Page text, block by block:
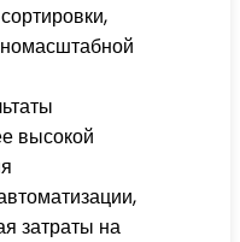
высокой
затраты на